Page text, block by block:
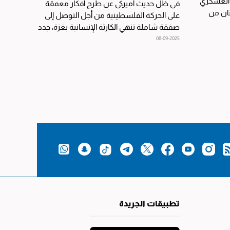
وعلى متنها 10 أطنان من
في ظل حديث أميركي عن طرح أفكار معمقة
على الحركة الفلسطينية من أجل التوصل إلى
صفقة شاملة تنهي الكارثة الإنسانية بغزة، جدد
وزير الخارجية...
08-09-2025
تطبيقات الجريدة